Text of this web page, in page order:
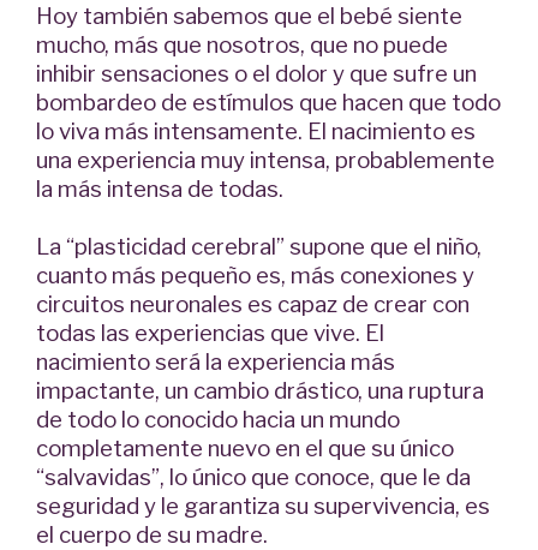
Hoy también sabemos que el bebé siente
mucho, más que nosotros, que no puede
inhibir sensaciones o el dolor y que sufre un
bombardeo de estímulos que hacen que todo
lo viva más intensamente. El nacimiento es
una experiencia muy intensa, probablemente
la más intensa de todas.
La “plasticidad cerebral” supone que el niño,
cuanto más pequeño es, más conexiones y
circuitos neuronales es capaz de crear con
todas las experiencias que vive. El
nacimiento será la experiencia más
impactante, un cambio drástico, una ruptura
de todo lo conocido hacia un mundo
completamente nuevo en el que su único
“salvavidas”, lo único que conoce, que le da
seguridad y le garantiza su supervivencia, es
el cuerpo de su madre.